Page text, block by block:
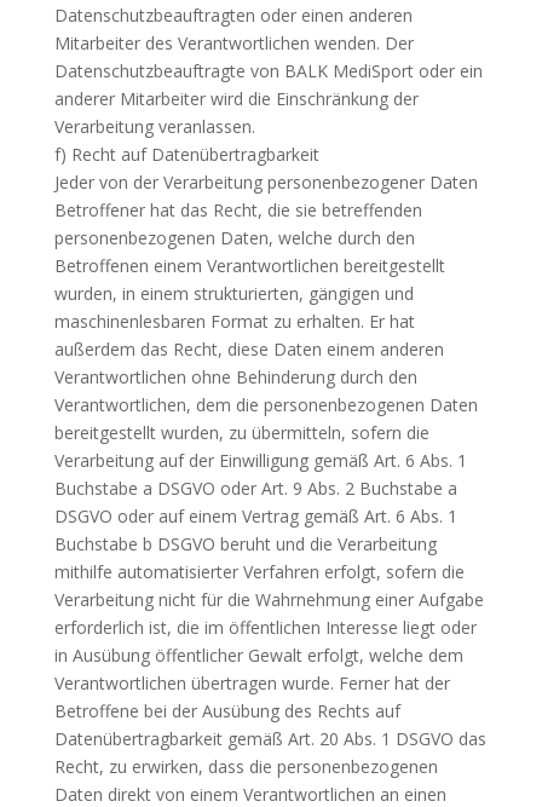
Datenschutzbeauftragten oder einen anderen
Mitarbeiter des Verantwortlichen wenden. Der
Datenschutzbeauftragte von BALK MediSport oder ein
anderer Mitarbeiter wird die Einschränkung der
Verarbeitung veranlassen.
f) Recht auf Datenübertragbarkeit
Jeder von der Verarbeitung personenbezogener Daten
Betroffener hat das Recht, die sie betreffenden
personenbezogenen Daten, welche durch den
Betroffenen einem Verantwortlichen bereitgestellt
wurden, in einem strukturierten, gängigen und
maschinenlesbaren Format zu erhalten. Er hat
außerdem das Recht, diese Daten einem anderen
Verantwortlichen ohne Behinderung durch den
Verantwortlichen, dem die personenbezogenen Daten
bereitgestellt wurden, zu übermitteln, sofern die
Verarbeitung auf der Einwilligung gemäß Art. 6 Abs. 1
Buchstabe a DSGVO oder Art. 9 Abs. 2 Buchstabe a
DSGVO oder auf einem Vertrag gemäß Art. 6 Abs. 1
Buchstabe b DSGVO beruht und die Verarbeitung
mithilfe automatisierter Verfahren erfolgt, sofern die
Verarbeitung nicht für die Wahrnehmung einer Aufgabe
erforderlich ist, die im öffentlichen Interesse liegt oder
in Ausübung öffentlicher Gewalt erfolgt, welche dem
Verantwortlichen übertragen wurde. Ferner hat der
Betroffene bei der Ausübung des Rechts auf
Datenübertragbarkeit gemäß Art. 20 Abs. 1 DSGVO das
Recht, zu erwirken, dass die personenbezogenen
Daten direkt von einem Verantwortlichen an einen